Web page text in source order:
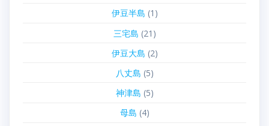
伊豆半島 (1)
三宅島 (21)
伊豆大島 (2)
八丈島 (5)
神津島 (5)
母島 (4)